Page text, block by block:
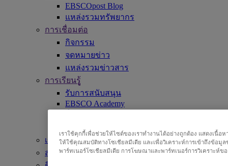
EBSCOpost Blog
แหล่งรวมทรัพยากร
การเชื่อมต่อ
กิจกรรม
จดหมายข่าว
แหล่งรวมข่าวสาร
การเรียนรูู้
รับการสนับสนุน
EBSCO Academy
เข้าใช้งาน EBSCOhost
สำรวจผลิตภัณฑ์
เราใช้คุกกี้เพื่อช่วยให้ไซต์ของเราทำงานได้อย่างถูกต้อง แสดงเนื้
ให้ใช้คุณสมบัติทางโซเชียลมีเดีย และเพื่อวิเคราะห์การเข้าถึงข้อมู
พาร์ทเนอร์โซเชียลมีเดีย การโฆษณาและพาร์ทเนอร์การวิเคราะห์ขอ